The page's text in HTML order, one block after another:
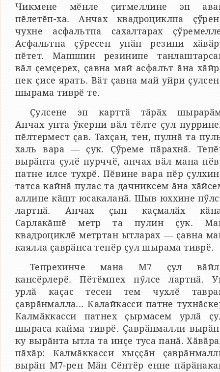
Чикмене мӗнле ҫитмеллине эп
пӗлетӗп-ха. Анчах квадроциклпа
чухне асфальтпа сахалтарах
Асфальтпа ҫӳресен унӑн резини
пӗтет. Машшин резинипе
вӑл ҫемҫерех, ҫавна май асфальт ӑна
пек ҫисе ярать. Вӑт ҫавна май уйри
шырама тиврӗ те.
Ҫулсене эп карттӑ тӑрӑх
Анчах унта ӳкерни вӑл тӗлте ҫул
пӗлтермест ҫав. Тахҫан, тен, пулнӑ та
халь вара — ҫук. Ҫӳреме пӑрахнӑ.
вырӑнта ҫулӗ пурччӗ, анчах вӑл мана
патне илсе тухрӗ. Пӗвине вара пӗр
татса кайнӑ пулас та дачниксем ӑна
аллипе кӑшт юсакаланӑ. Шыв юххине
лартнӑ. Анчах ҫын каҫмалӑх
Сарлакӑшӗ метр та пулин ҫук.
квадроциклӗ метртан ытларах — ҫавна
каялла ҫаврӑнса тепӗр ҫул шырама тиврӗ.
Тепрехинче мана М7 ҫул
кансӗрлерӗ. Пӗтӗмпех пӳлсе лартнӑ.
урлӑ каҫас тесен тем чухлӗ
ҫаврӑнмалла... Калайкасси патне
Калмӑккасси патнех ҫырмасем урлӑ
шыраса кайма тиврӗ. Ҫаврӑнмалли
ку вырӑнта ытла та инҫе туса панӑ.
пӑхӑр: Калмӑккасси хыҫҫӑн
вырӑн М7-рен Мӑн Сӗнтӗр енне